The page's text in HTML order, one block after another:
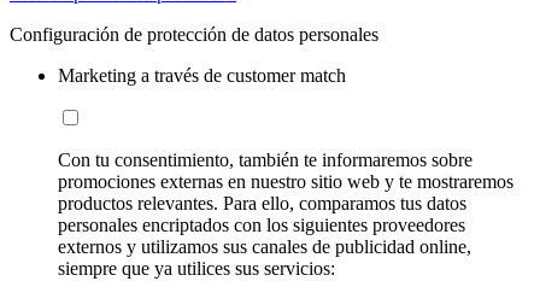
Configuración de protección de datos personales
Marketing a través de customer match
Con tu consentimiento, también te informaremos sobre
promociones externas en nuestro sitio web y te mostraremos
productos relevantes. Para ello, comparamos tus datos
personales encriptados con los siguientes proveedores
externos y utilizamos sus canales de publicidad online,
siempre que ya utilices sus servicios: